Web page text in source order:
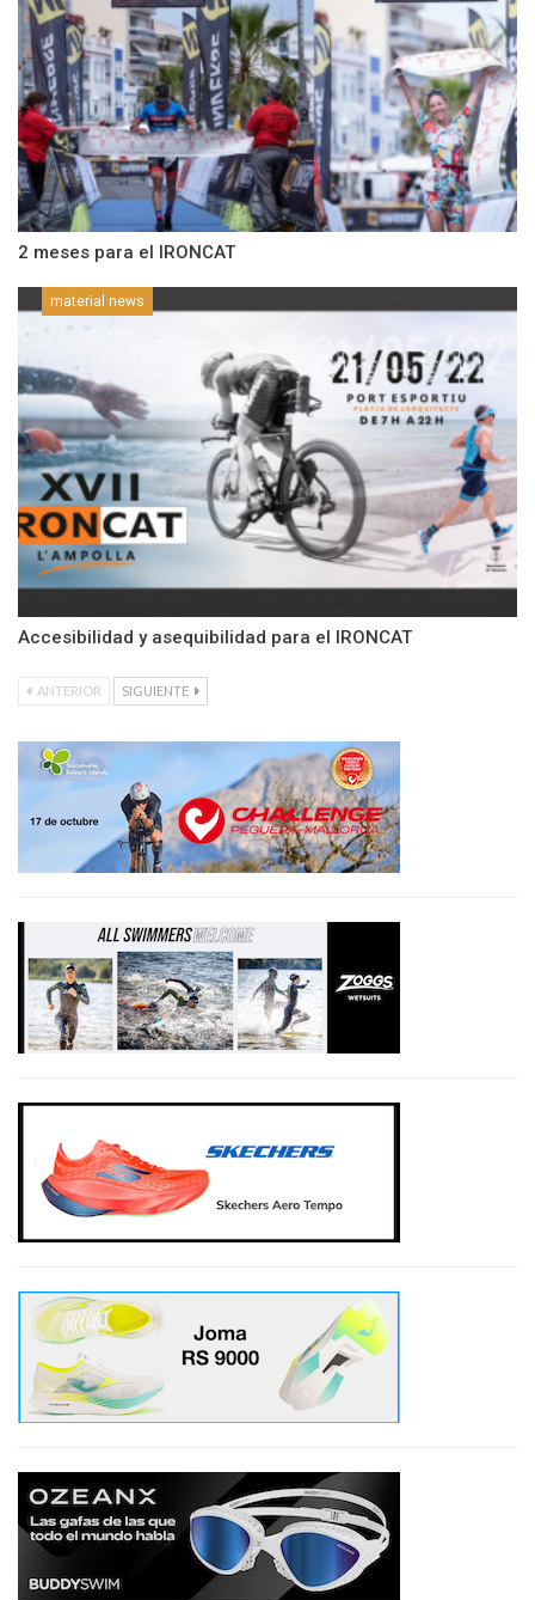
2 meses para el IRONCAT
material news
Accesibilidad y asequibilidad para el IRONCAT
ANTERIOR SIGUIENTE